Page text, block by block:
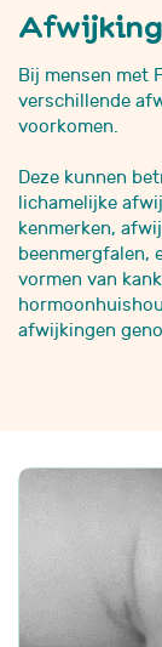
Bij mensen met
verschillende
voorkomen.
Deze kunnen
lichamelijke
kenmerken,
beenmergfalen,
vormen van
afwijkingen